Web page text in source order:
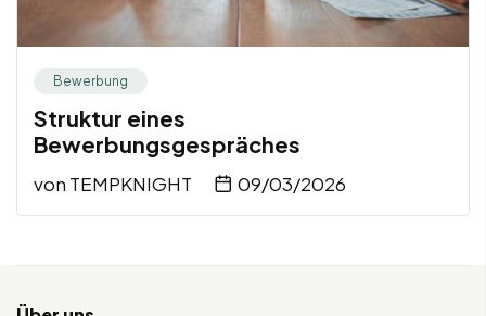
Bewerbung
Struktur eines
Bewerbungsgespräches
von TEMPKNIGHT 09/03/2026